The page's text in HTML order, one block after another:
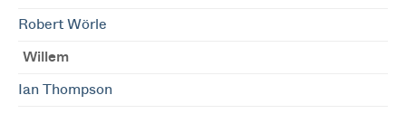
Robert Wörle
Willem
Ian Thompson